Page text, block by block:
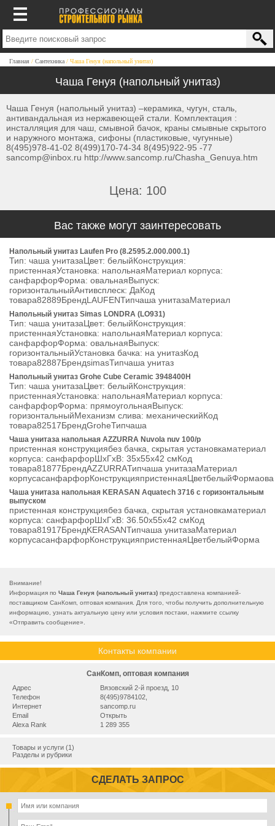
Главная Сантехника Чаша Генуя (напольный унитаз)
Чаша Генуя (напольный унитаз)
Чаша Генуя (напольный унитаз) –керамика, чугун, сталь,
антивандальная из нержавеющей стали. Комплектация :
инсталляция для чаш, смывной бачок, краны смывные скрытого
и наружного монтажа, сифоны (пластиковые, чугунные)
8(495)978-41-02 8(499)170-74-34 8(495)922-95 -77
sancomp@inbox.ru http://www.sancomp.ru/Chasha_Genuya.htm
Цена: 100
Вас также могут заинтересовать
Напольный унитаз Laufen Pro (8.2595.2.000.000.1)
Тип: чаша унитазаЦвет: белыйКонструкция:
пристеннаяУстановка: напольнаяМатериал корпуса:
санфарфорФорма: овальнаяВыпуск:
горизонтальныйАнтивсплеск: ДаКод
товара82889БрендLAUFENТипчаша унитазаМатериал
Напольный унитаз Simas LONDRA (LO931)
Тип: чаша унитазаЦвет: белыйКонструкция:
пристеннаяУстановка: напольнаяМатериал корпуса:
санфарфорФорма: овальнаяВыпуск:
горизонтальныйУстановка бачка: на унитазКод
товара82887БрендsimasТипчаша унитаз
Напольный унитаз Grohe Cube Ceramic 3948400H
Тип: чаша унитазаЦвет: белыйКонструкция:
пристеннаяУстановка: напольнаяМатериал корпуса:
санфарфорФорма: прямоугольнаяВыпуск:
горизонтальныйМеханизм слива: механическийКод
товара82517БрендGroheТипчаша
Чаша унитаза напольная AZZURRA Nuvola nuv 100/p
пристенная конструкциябез бачка, скрытая установкаматериал
корпуса: санфарфорШхГхВ: 35х55х42 смКод
товара81877БрендAZZURRAТипчаша унитазаМатериал
корпусасанфарфорКонструкцияпристеннаяЦветбелыйФормаова
Чаша унитаза напольная KERASAN Aquatech 3716 с горизонтальным
выпуском
пристенная конструкциябез бачка, скрытая установкаматериал
корпуса: санфарфорШхГхВ: 36.50х55х42 смКод
товара81917БрендKERASANТипчаша унитазаМатериал
корпусасанфарфорКонструкцияпристеннаяЦветбелыйФорма
Внимание!
Информация по Чаша Генуя (напольный унитаз) предоставлена компанией-
поставщиком СанКомп, оптовая компания. Для того, чтобы получить дополнительную
информацию, узнать актуальную цену или условия постаки, нажмите ссылку
«Отправить сообщение».
Контакты компании
СанКомп, оптовая компания
Адрес
Вязовский 2-й проезд, 10
Телефон
8(495)9784102,
Интернет
sancomp.ru
Email
Открыть
Alexa Rank
1 289 355
Товары и услуги (1)
Разделы и рубрики
СДЕЛАТЬ ЗАПРОС